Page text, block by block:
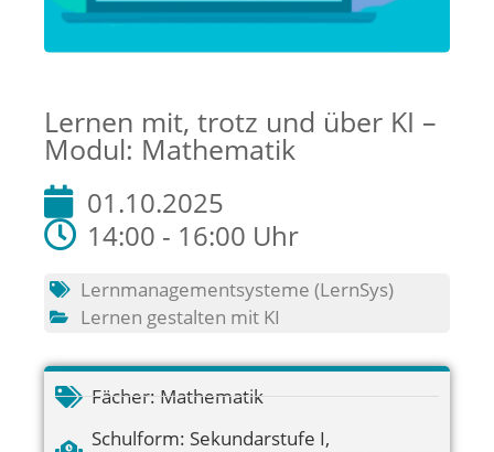
Lernen mit, trotz und über KI –
Modul: Mathematik
01.10.2025
14:00 - 16:00 Uhr
Lernmanagementsysteme (LernSys)
Lernen gestalten mit KI
Fächer: Mathematik
Schulform: Sekundarstufe I,